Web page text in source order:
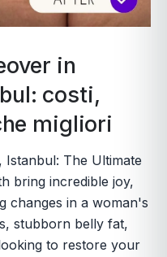
in
costi,
migliori
The Ultimate
bring incredible joy,
changes in a woman's
stubborn belly fat,
to restore your